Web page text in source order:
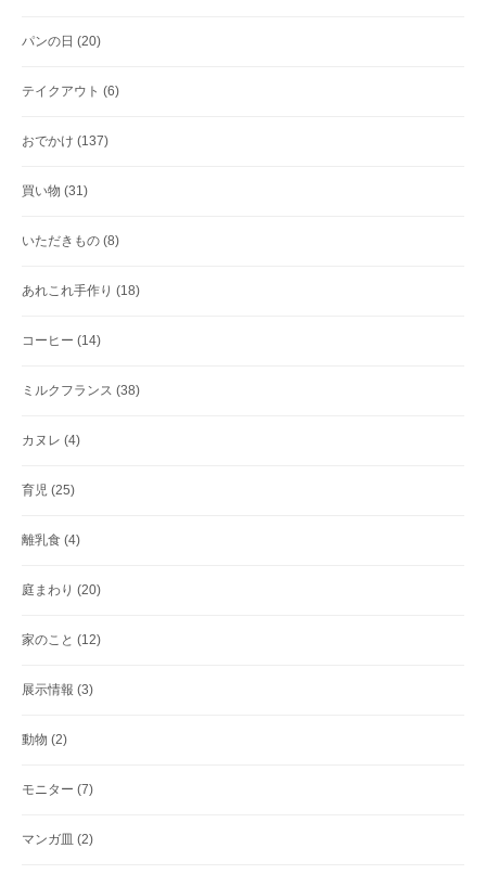
パンの日 (20)
テイクアウト (6)
おでかけ (137)
買い物 (31)
いただきもの (8)
あれこれ手作り (18)
コーヒー (14)
ミルクフランス (38)
カヌレ (4)
育児 (25)
離乳食 (4)
庭まわり (20)
家のこと (12)
展示情報 (3)
動物 (2)
モニター (7)
マンガ皿 (2)